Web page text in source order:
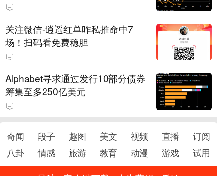
关注微信-逍遥红单昨私推命中7
场！扫码看免费稳胆
Alphabet寻求通过发行10部分债券
筹集至多250亿美元
奇闻 段子 趣图 美文 视频 直播
订阅
八卦
情感 旅游 教育 动漫 游戏 试用